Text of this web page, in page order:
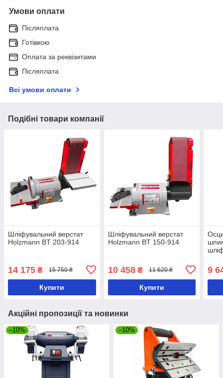
Умови оплати
Післяплата
Готівкою
Оплата за реквізитами
Післяплата
Всі умови оплати
Подібні товари компанії
Шліфувальний верстат
Holzmann BT 203-914
14 175 ₴ 15 750 ₴
Купити
Шліфувальний верстат
Holzmann BT 150-914
10 458₴ 11 620 ₴
Купити
9
Акційні пропозиції та новинки
–10% –10%